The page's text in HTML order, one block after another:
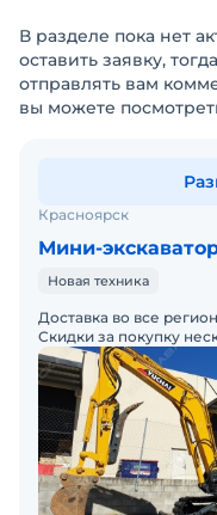
В разделе пока нет
оставить заявку,
отправлять вам
вы можете
Красноярск
Мини-
Новая техника
Доставка во все
Скидки за покупку